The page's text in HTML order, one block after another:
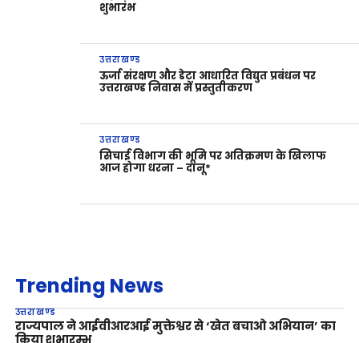
शुभारंभ
उत्तराखण्ड
ऊर्जा संरक्षण और डेटा आधारित विद्युत प्रबंधन पर
उत्तराखण्ड निवास में प्रस्तुतीकरण
उत्तराखण्ड
सिचाई विभाग की भूमि पर अतिक्रमण के खिलाफ
आज होगा धरना – दानू*
Trending News
उत्तराखण्ड
राज्यपाल ने आईवीआरआई मुक्तेश्वर से ‘खेत बचाओ अभियान’ का
किया शुभारम्भ